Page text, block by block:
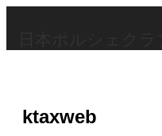
ktaxweb